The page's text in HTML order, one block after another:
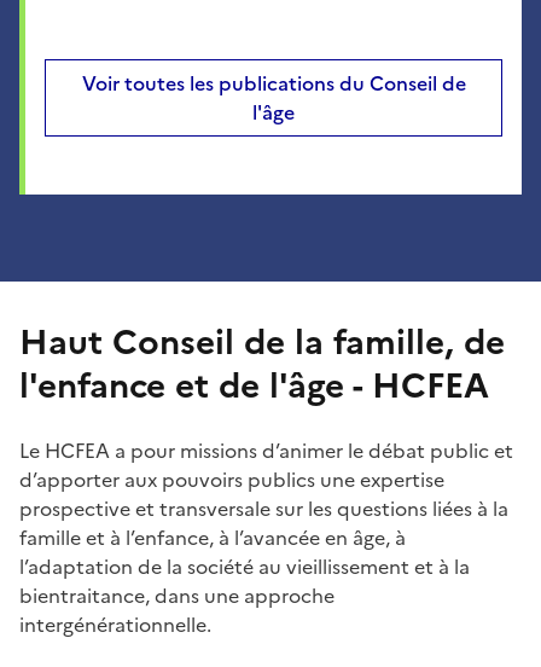
Voir toutes les publications du Conseil de
l'âge
Haut Conseil de la famille, de
l'enfance et de l'âge - HCFEA
Le HCFEA a pour missions d’animer le débat public et
d’apporter aux pouvoirs publics une expertise
prospective et transversale sur les questions liées à la
famille et à l’enfance, à l’avancée en âge, à
l’adaptation de la société au vieillissement et à la
bientraitance, dans une approche
intergénérationnelle.